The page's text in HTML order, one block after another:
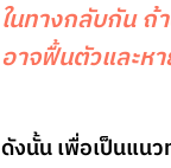
ในทางกลับกัน ถ้
อาจฟื้นตัวและห
ดังนั้น เพื่อเป็นแน